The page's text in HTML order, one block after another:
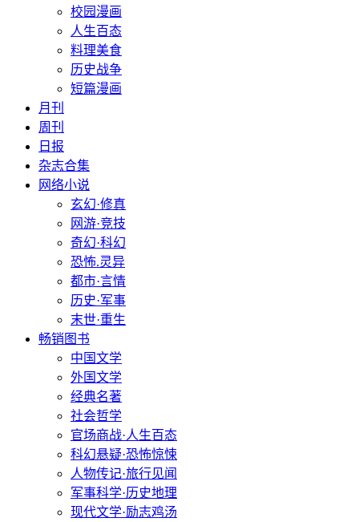
校园漫画
人生百态
料理美食
历史战争
短篇漫画
月刊
周刊
日报
杂志合集
网络小说
玄幻·修真
网游·竞技
奇幻·科幻
恐怖.灵异
都市·言情
历史·军事
末世·重生
畅销图书
中国文学
外国文学
经典名著
社会哲学
官场商战·人生百态
科幻悬疑·恐怖惊悚
人物传记·旅行见闻
军事科学·历史地理
现代文学·励志鸡汤